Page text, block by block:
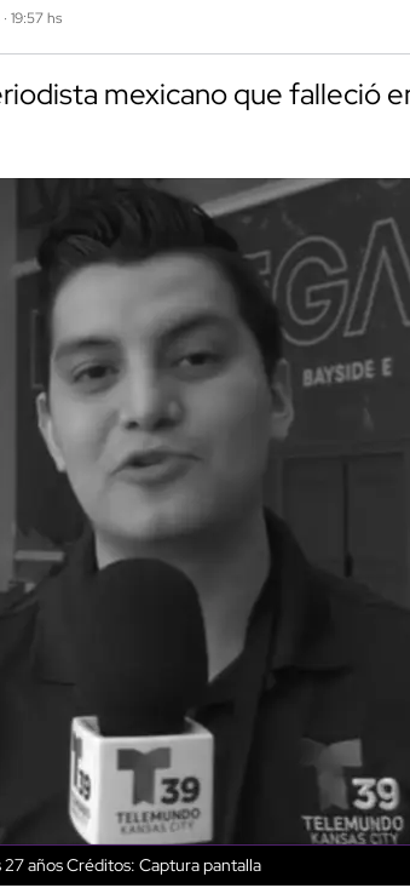
19:57 hs
mexicano que falleció
27 añosCréditos: Captura pantalla